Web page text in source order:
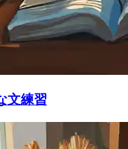
文練習